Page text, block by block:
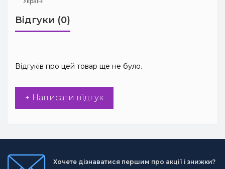
Відгуки (0)
Відгуків про цей товар ще не було.
+ Написати відгук
Хочете дізнаватися першим про акції і знижки?